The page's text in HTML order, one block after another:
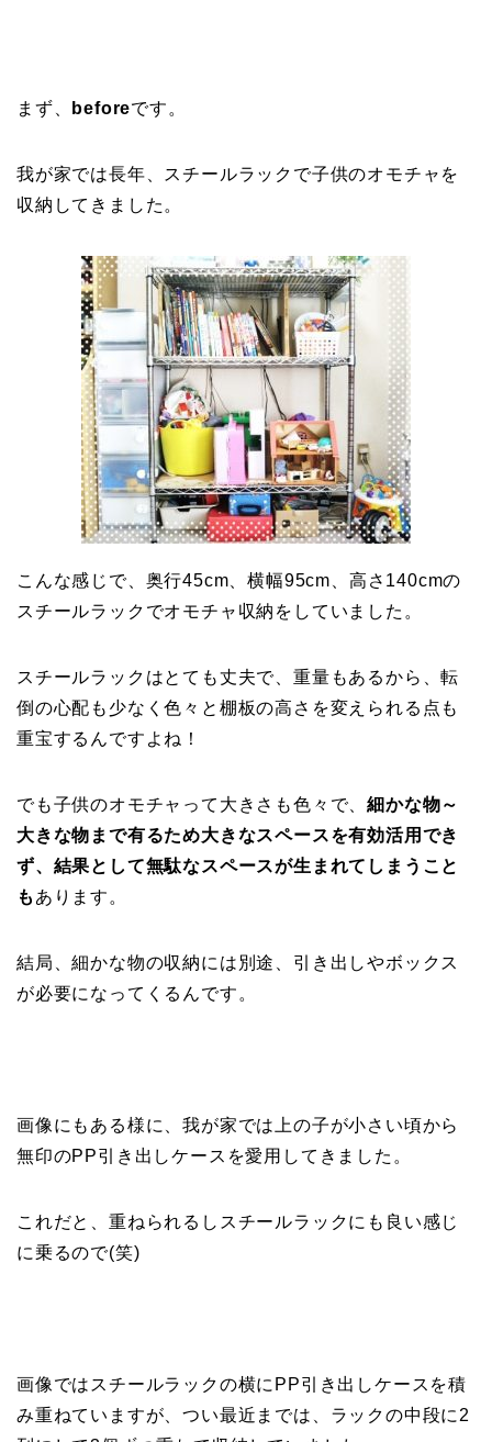
まず、 beforeです。
我が家では長年、スチールラックで子供のオモチャを
収納してきました。
こんな感じで、奥行45cm、横幅95cm、高さ140cmの
スチールラックでオモチャ収納をしていました。
スチールラックはとても丈夫で、重量もあるから、転
倒の心配も少なく色々と棚板の高さを変えられる点も
重宝するんですよね！
でも子供のオモチャって大きさも色々で、細かな物～
大きな物まで有るため大きなスペースを有効活用でき
ず、結果として無駄なスペースが生まれてしまうこと
も あります。
結局、細かな物の収納には別途、引き出しやボックス
が必要になってくるんです。
画像にもある様に、我が家では上の子が小さい頃から
無印のPP引き出しケースを愛用してきました。
これだと、重ねられるしスチールラックにも良い感じ
に乗るので(笑)
画像ではスチールラックの横にPP引き出しケースを積
み重ねていますが、つい最近までは、ラックの中段に2